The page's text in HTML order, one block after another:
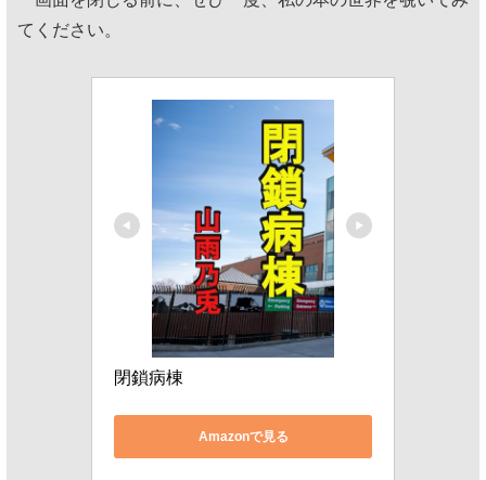
てください。
閉鎖病棟
Amazonで見る